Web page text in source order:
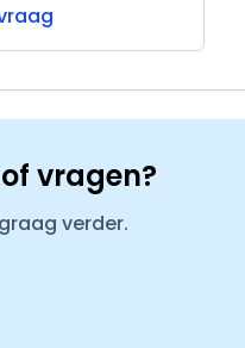
vragen?
verder.